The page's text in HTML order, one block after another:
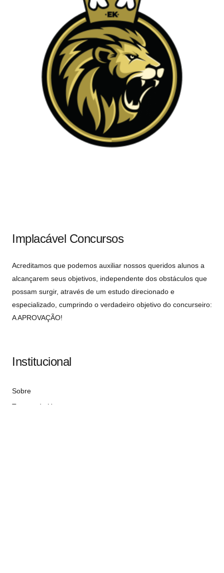
Implacável Concursos
Acreditamos que podemos auxiliar nossos queridos alunos a
alcançarem seus objetivos, independente dos obstáculos que
possam surgir, através de um estudo direcionado e
especializado, cumprindo o verdadeiro objetivo do concurseiro:
A APROVAÇÃO!
Institucional
Sobre
Termos de Uso